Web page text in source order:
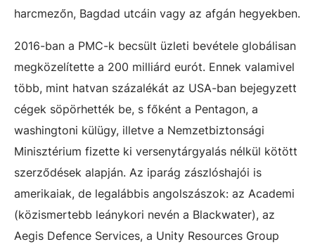
harcmezőn, Bagdad utcáin vagy az afgán hegyekben.
2016-ban a PMC-k becsült üzleti bevétele globálisan
megközelítette a 200 milliárd eurót. Ennek valamivel
több, mint hatvan százalékát az USA-ban bejegyzett
cégek söpörhették be, s főként a Pentagon, a
washingtoni külügy, illetve a Nemzetbiztonsági
Minisztérium fizette ki versenytárgyalás nélkül kötött
szerződések alapján. Az iparág zászlóshajói is
amerikaiak, de legalábbis angolszászok: az Academi
(közismertebb leánykori nevén a Blackwater), az
Aegis Defence Services, a Unity Resources Group